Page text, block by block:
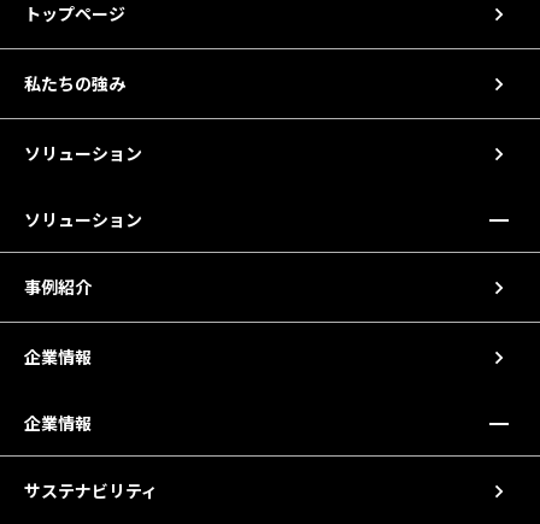
トップページ
私たちの強み
ソリューション
ソリューション
事例紹介
企業情報
企業情報
サステナビリティ